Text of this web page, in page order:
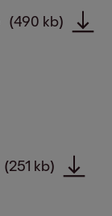
(490 kb)
(251 kb)